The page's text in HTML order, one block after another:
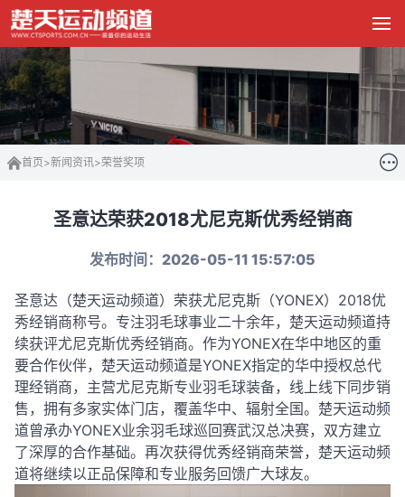
首页>新闻资讯>荣誉奖项
圣意达荣获2018尤尼克斯优秀经销商
发布时间：2026-05-11 15:57:05
圣意达（楚天运动频道） 荣获尤尼克斯（YONEX）2018优
秀经销商称号。专注羽毛球事业二十余年，楚天运动频道持
续获评尤尼克斯优秀经销商。 作为YONEX在华中地区的重
要合作伙伴，楚天运动频道是YONEX指定的华中授权总代
理经销商，主营尤尼克斯专业羽毛球装备，线上线下同步销
售，拥有多家实体门店，覆盖华中、辐射全国。 楚天运动频
道曾承办YONEX业余羽毛球巡回赛武汉总决赛，双方建立
了深厚的合作基础。 再次获得优秀经销商荣誉，楚天运动频
道将继续以正品保障和专业服务回馈广大球友。